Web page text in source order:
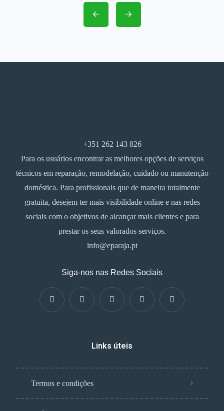
+351 262 143 826
Para os usuários encontrar as melhores opções de serviços
técnicos em reparação, remodelação, cuidado ou manutenção
doméstica. Para profissionais que de maneira totalmente
gratuita, desejem ter mais visibilidade online e nas redes
sociais com o objetivos de alcançar mais clientes e para
prestar os seus valorados serviços.
info@eparaja.pt
Siga-nos nas Redes Sociais
Links úteis
Termos e condições